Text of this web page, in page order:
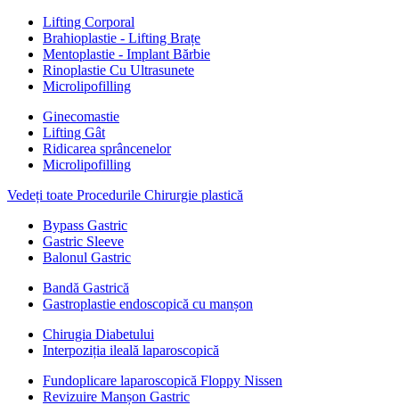
Lifting Corporal
Brahioplastie - Lifting Brațe
Mentoplastie - Implant Bărbie
Rinoplastie Cu Ultrasunete
Microlipofilling
Ginecomastie
Lifting Gât
Ridicarea sprâncenelor
Microlipofilling
Vedeți toate Procedurile Chirurgie plastică
Bypass Gastric
Gastric Sleeve
Balonul Gastric
Bandă Gastrică
Gastroplastie endoscopică cu manșon
Chirugia Diabetului
Interpoziția ileală laparoscopică
Fundoplicare laparoscopică Floppy Nissen
Revizuire Manșon Gastric